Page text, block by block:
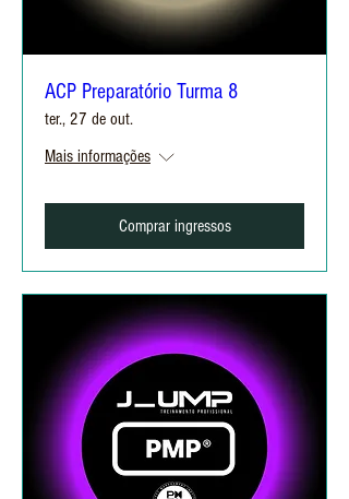
ACP Preparatório Turma 8
ter., 27 de out.
Mais informações
Comprar ingressos